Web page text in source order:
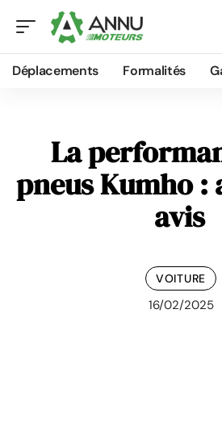
Déplacements Formalités
La
pneus Kumho :
avis
VOITURE
16/02/2025